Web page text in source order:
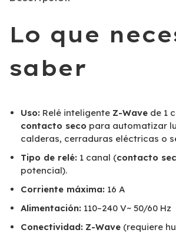
Lo que
saber
Uso: Relé inteligente Z-Wave de 1
contacto seco para automatizar
calderas, cerraduras eléctricas o
Tipo de relé: 1 canal (contacto
potencial).
Corriente máxima: 16 A
Alimentación: 110–240 V~ 50/60 Hz
Conectividad: Z-Wave (requiere